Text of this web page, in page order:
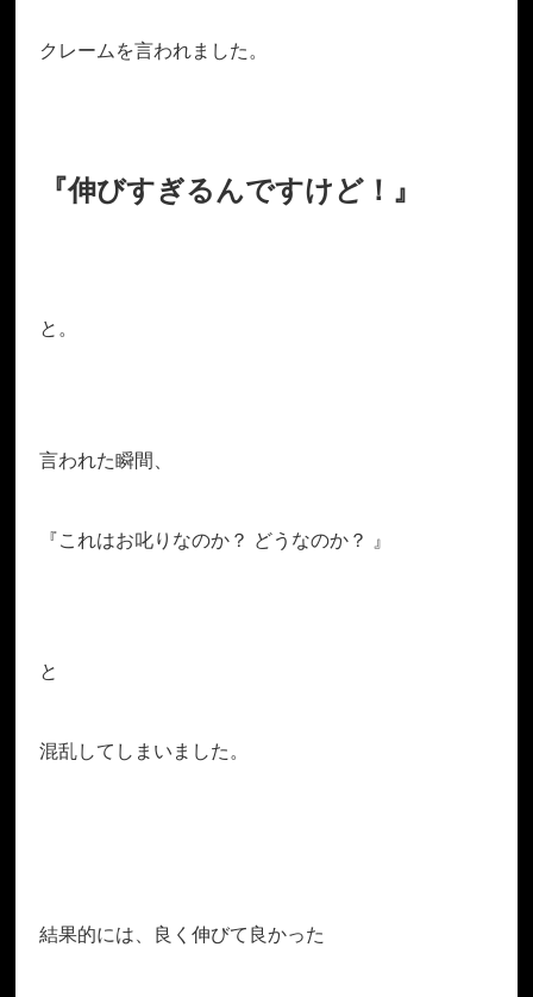
クレームを言われました。
『伸びすぎるんですけど！』
と。
言われた瞬間、
『これはお叱りなのか？ どうなのか？ 』
と
混乱してしまいました。
結果的には、良く伸びて良かった